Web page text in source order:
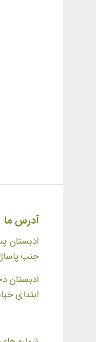
آدرس ما
ادبستان
جنب پاساژ
ادبستان
ابتدای